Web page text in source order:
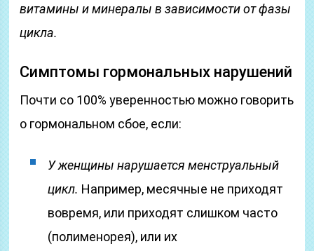
витамины и минералы в зависимости от фазы
цикла.
Симптомы гормональных нарушений
Почти со 100% уверенностью можно говорить
о гормональном сбое, если:
У женщины нарушается менструальный
цикл. Например, месячные не приходят
вовремя, или приходят слишком часто
(полименорея), или их